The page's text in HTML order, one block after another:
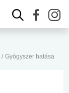
/ Gyógyszer hatása